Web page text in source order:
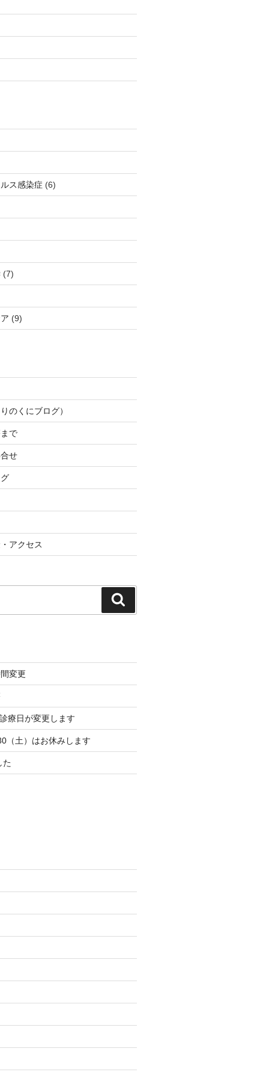
ス感染症 (6)
(7)
(9)
のくにブログ）
で
せ
アクセス
索
変更
療日が変更します
（土）はお休みします
た